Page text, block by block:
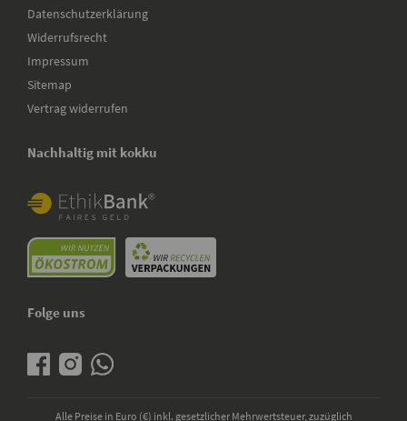
Datenschutzerklärung
Widerrufsrecht
Impressum
Sitemap
Vertrag widerrufen
Nachhaltig mit kokku
Folge uns
Alle Preise in Euro (€) inkl. gesetzlicher Mehrwertsteuer, zuzüglich